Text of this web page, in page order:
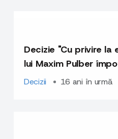
Decizie "Cu privire la
lui Maxim Pulber
Informaţionale de
Decizii 16 ani în urmă